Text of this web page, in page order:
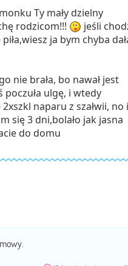
Ty mały dzielny
rodzicom!!!
jeśli
ja bym chyba
nie brała, bo nawał jest
ulgę, i wtedy
naparu z szałwii, no i
się 3 dni,bolało jak jasna
do domu